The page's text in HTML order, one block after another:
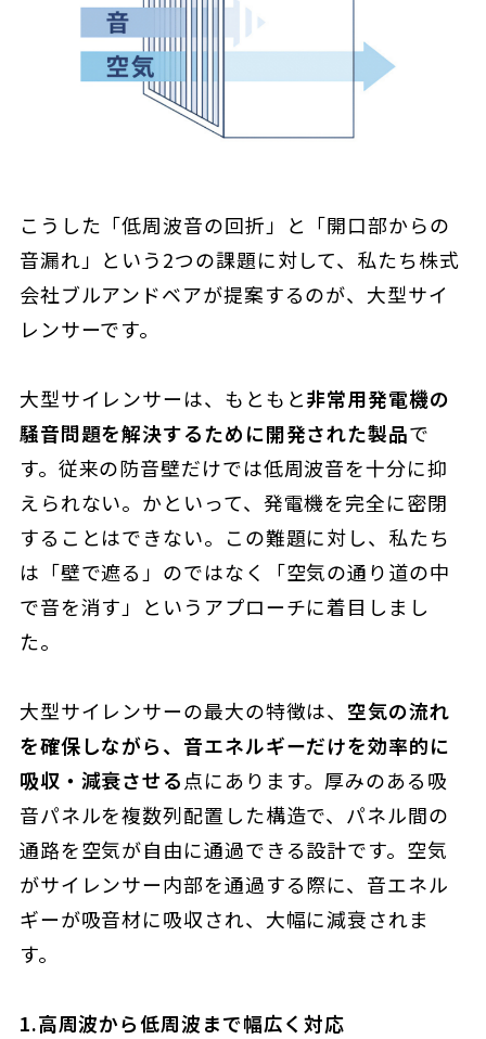
こうした「低周波音の回折」と「開口部からの
音漏れ」という2つの課題に対して、私たち株式
会社ブルアンドベアが提案するのが、大型サイ
レンサーです。
大型サイレンサーは、もともと非常用発電機の
騒音問題を解決するために開発された製品で
す。従来の防音壁だけでは低周波音を十分に抑
えられない。かといって、発電機を完全に密閉
することはできない。この難題に対し、私たち
は「壁で遮る」のではなく「空気の通り道の中
で音を消す」というアプローチに着目しまし
た。
大型サイレンサーの最大の特徴は、 空気の流れ
を確保しながら、音エネルギーだけを効率的に
吸収・減衰させる点にあります。厚みのある吸
音パネルを複数列配置した構造で、パネル間の
通路を空気が自由に通過できる設計です。空気
がサイレンサー内部を通過する際に、音エネル
ギーが吸音材に吸収され、大幅に減衰されま
す。
1.高周波から低周波まで幅広く対応